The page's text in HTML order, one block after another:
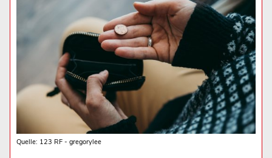
Quelle: 123 RF - gregorylee